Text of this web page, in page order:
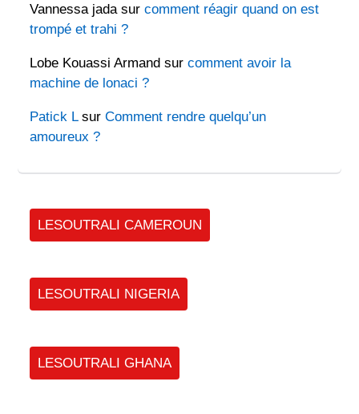
Vannessa jada surcomment réagir quand on est
trompé et trahi ?
Lobe Kouassi Armand surcomment avoir la
machine de lonaci ?
Patick LsurComment rendre quelqu’un
amoureux ?
LESOUTRALI CAMEROUN
LESOUTRALI NIGERIA
LESOUTRALI GHANA